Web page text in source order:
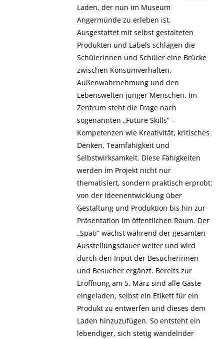
Laden, der nun im Museum
Angermünde zu erleben ist.
Ausgestattet mit selbst gestalteten
Produkten und Labels schlagen die
Schülerinnen und Schüler eine Brücke
zwischen Konsumverhalten,
Außenwahrnehmung und den
Lebenswelten junger Menschen. Im
Zentrum steht die Frage nach
sogenannten „Future Skills“ –
Kompetenzen wie Kreativität, kritisches
Denken, Teamfähigkeit und
Selbstwirksamkeit. Diese Fähigkeiten
werden im Projekt nicht nur
thematisiert, sondern praktisch erprobt:
von der Ideenentwicklung über
Gestaltung und Produktion bis hin zur
Präsentation im öffentlichen Raum. Der
„Späti“ wächst während der gesamten
Ausstellungsdauer weiter und wird
durch den Input der Besucherinnen
und Besucher ergänzt. Bereits zur
Eröffnung am 5. März sind alle Gäste
eingeladen, selbst ein Etikett für ein
Produkt zu entwerfen und dieses dem
Laden hinzuzufügen. So entsteht ein
lebendiger, sich stetig wandelnder